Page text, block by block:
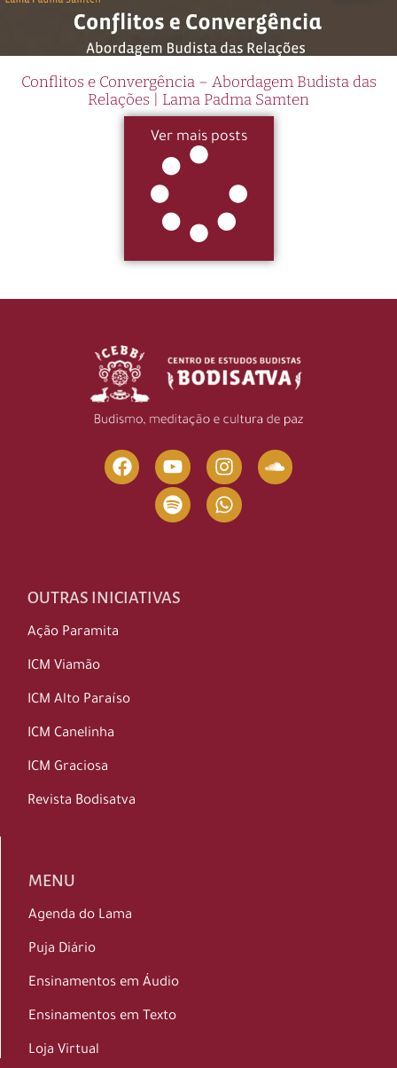
Conflitos e Convergência – Abordagem Budista das
Relações | Lama Padma Samten
Ver mais posts
OUTRAS INICIATIVAS
Ação Paramita
ICM Viamão
ICM Alto Paraíso
ICM Canelinha
ICM Graciosa
Revista Bodisatva
MENU
Agenda do Lama
Puja Diário
Ensinamentos em Áudio
Ensinamentos em Texto
Loja Virtual